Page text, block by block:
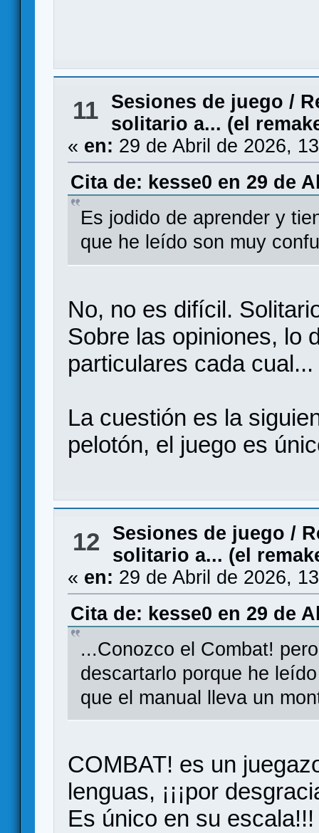
11 Sesiones de juego /
solitario a... (el
« en: 29 de Abril de 2026,
Cita de: kesse0 en 29 de
Es jodido de aprender y
que he leído son muy
No, no es difícil.
Sobre las opiniones, lo
particulares cada cual...
La cuestión es la
pelotón, el juego es
12 Sesiones de juego /
solitario a... (el
« en: 29 de Abril de 2026,
Cita de: kesse0 en 29 de
...Conozco el Combat!
descartarlo porque he
que el manual lleva un
COMBAT! es un
lenguas, ¡¡¡por
Es único en su escala!!!